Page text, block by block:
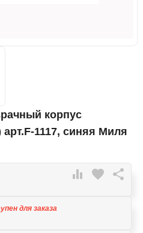
корпус
1117, синяя Миля
 favorite 
для заказа